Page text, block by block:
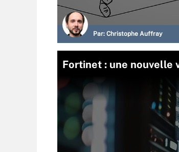
Par: Christophe Auffray
Fortinet : une